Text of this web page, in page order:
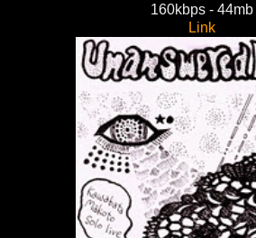
160kbps - 44mb
Link